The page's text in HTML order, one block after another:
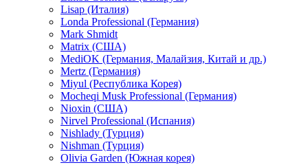
Lisap (Италия)
Londa Professional (Германия)
Mark Shmidt
Matrix (США)
MediOK (Германия, Малайзия, Китай и др.)
Mertz (Германия)
Miyul (Республика Корея)
Mocheqi Musk Professional (Германия)
Nioxin (США)
Nirvel Professional (Испания)
Nishlady (Турция)
Nishman (Турция)
Olivia Garden (Южная корея)